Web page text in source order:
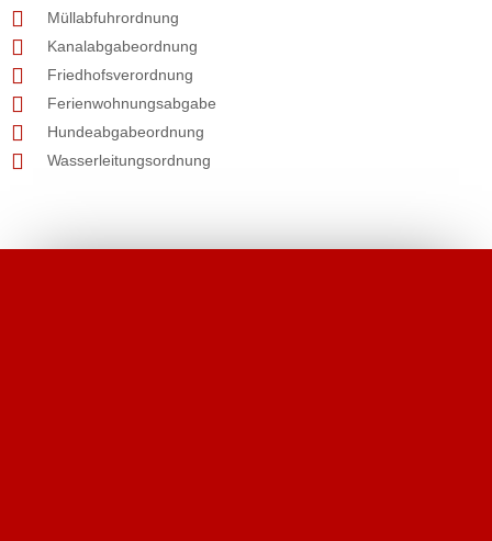
Müllabfuhrordnung
Kanalabgabeordnung
Friedhofsverordnung
Ferienwohnungsabgabe
Hundeabgabeordnung
Wasserleitungsordnung